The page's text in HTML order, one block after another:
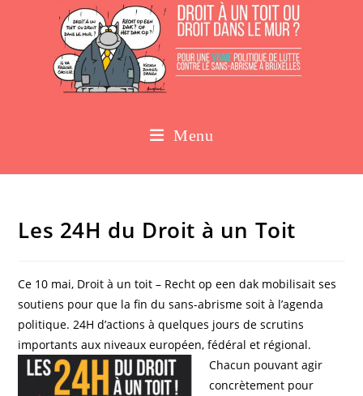
Menu
Les 24H du Droit à un Toit
Ce 10 mai, Droit à un toit – Recht op een dak mobilisait ses
soutiens pour que la fin du sans-abrisme soit à l’agenda
politique. 24H d’actions à quelques jours de scrutins
importants aux niveaux européen, fédéral et régional.
Chacun pouvant agir
concrètement pour